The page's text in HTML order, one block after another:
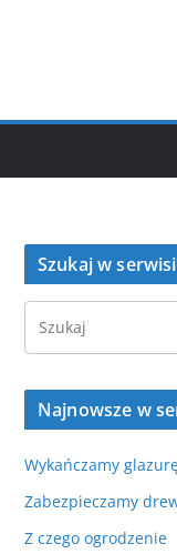
Szukaj w
Najnowsze w
Wykańczamy
Zabezpieczamy
Z czego ogrodzenie